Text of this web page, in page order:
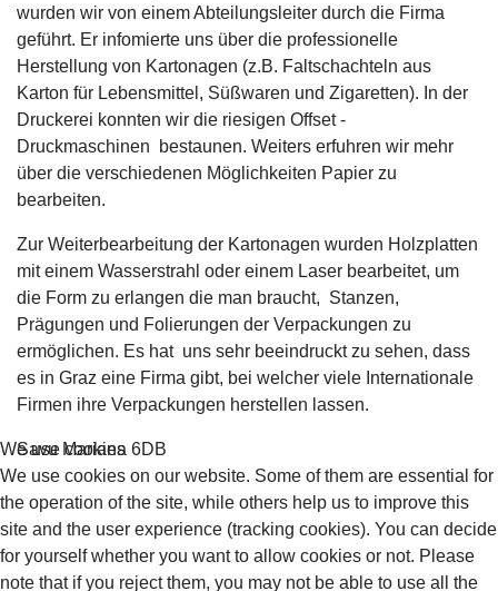
wurden wir von einem Abteilungsleiter durch die Firma
geführt. Er infomierte uns über die professionelle
Herstellung von Kartonagen (z.B. Faltschachteln aus
Karton für Lebensmittel, Süßwaren und Zigaretten). In der
Druckerei konnten wir die riesigen Offset -
Druckmaschinen bestaunen. Weiters erfuhren wir mehr
über die verschiedenen Möglichkeiten Papier zu
bearbeiten.
Zur Weiterbearbeitung der Kartonagen wurden Holzplatten
mit einem Wasserstrahl oder einem Laser bearbeitet, um
die Form zu erlangen die man braucht, Stanzen,
Prägungen und Folierungen der Verpackungen zu
ermöglichen. Es hat uns sehr beeindruckt zu sehen, dass
es in Graz eine Firma gibt, bei welcher viele Internationale
Firmen ihre Verpackungen herstellen lassen.
Savu Mariana 6DB
We use cookies
We use cookies on our website. Some of them are essential for
the operation of the site, while others help us to improve this
site and the user experience (tracking cookies). You can decide
for yourself whether you want to allow cookies or not. Please
note that if you reject them, you may not be able to use all the